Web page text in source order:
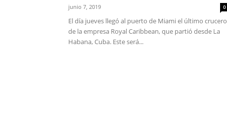
junio 7, 2019 0
El día jueves llegó al puerto de Miami el último crucero
de la empresa Royal Caribbean, que partió desde La
Habana, Cuba. Este será...